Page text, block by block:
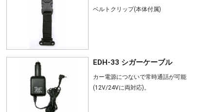
ベルトクリップ(本体付属)
EDH-33 シガーケーブル
カー電源につないで常時通話が可能
(12V/24Vに両対応)。